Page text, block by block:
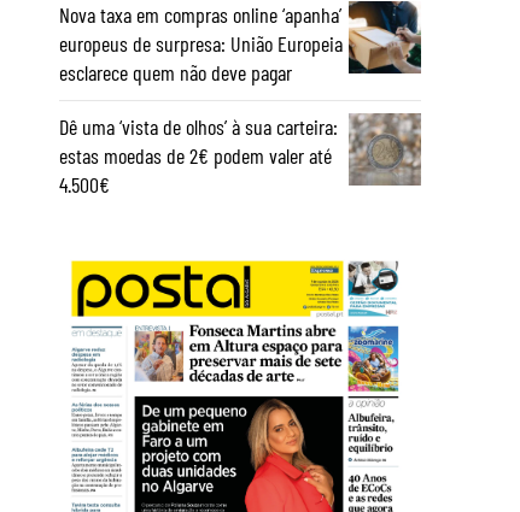
Nova taxa em compras online ‘apanha’
europeus de surpresa: União Europeia
esclarece quem não deve pagar
Dê uma ‘vista de olhos’ à sua carteira:
estas moedas de 2€ podem valer até
4.500€